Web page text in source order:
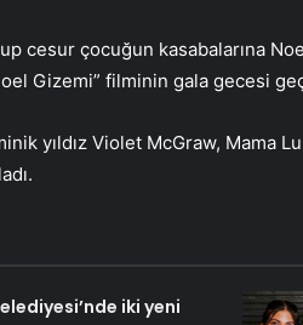
cesur çocuğun kasabalarına
Gizemi” filminin gala gecesi
yıldız Violet McGraw, Mama
iki yeni